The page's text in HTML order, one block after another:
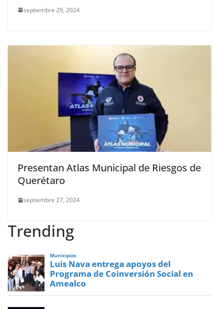
septiembre 29, 2024
Presentan Atlas Municipal de Riesgos de
Querétaro
septiembre 27, 2024
Trending
Municipios
Luis Nava entrega apoyos del
Programa de Coinversión Social en
Amealco